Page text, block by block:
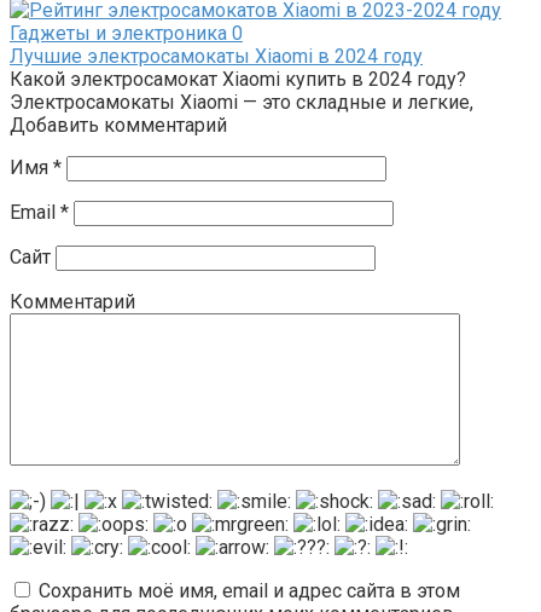
Гаджеты и электроника 0
Лучшие электросамокаты Xiaomi в 2024 году
Какой электросамокат Xiaomi купить в 2024 году?
Электросамокаты Xiaomi — это складные и легкие,
Добавить комментарий
Имя *
Email *
Сайт
Комментарий
Сохранить моё имя, email и адрес сайта в этом